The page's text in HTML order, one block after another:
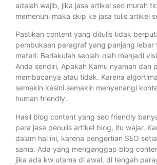
adalah wajib, jika jasa artikel seo murah
memenuhi maka skip ke jasa tulis artikel
Pastikan content yang ditulis tidak
pembukaan paragraf yang panjang lebar
materi. Berlakulah seolah-olah menjadi
Anda sendiri, Apakah Kamu nyaman dan
membacanya atau tidak. Karena
semakin kesini semakin menyenangi
human friendly.
Hasil blog content yang seo friendly
para jasa penulis artikel blog, itu wajar.
dalam hal ini, karena pengertian SEO
sama. Ada yang menganggap blog
jika ada kw utama di awal, di tengah